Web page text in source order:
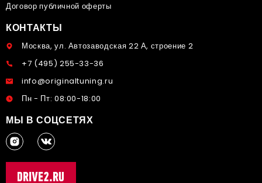
Договор публичной оферты
КОНТАКТЫ
Москва, ул. Автозаводская 22 А, строение 2
+7 (495) 255-33-36
info@originaltuning.ru
Пн - Пт: 08:00-18:00
МЫ В СОЦСЕТЯХ